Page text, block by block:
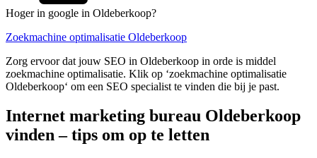
Hoger in google in Oldeberkoop?
Zoekmachine optimalisatie Oldeberkoop
Zorg ervoor dat jouw SEO in Oldeberkoop in orde is middel
zoekmachine optimalisatie. Klik op ‘zoekmachine optimalisatie
Oldeberkoop‘ om een SEO specialist te vinden die bij je past.
Internet marketing bureau Oldeberkoop
vinden – tips om op te letten